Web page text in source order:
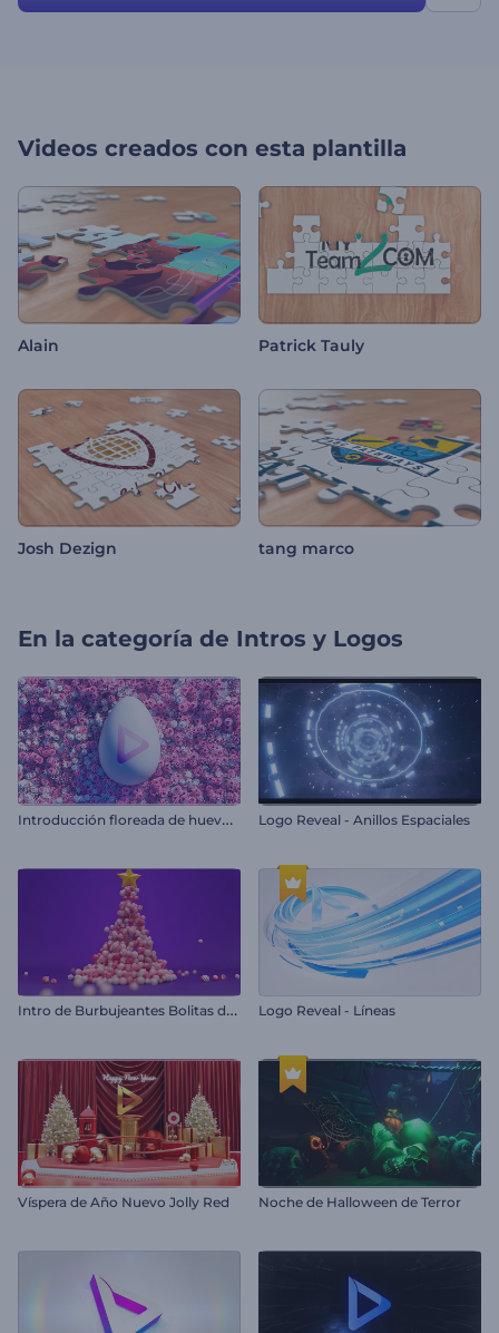
Videos creados con esta plantilla
Alain Patrick Tauly
Josh Dezign tang marco
En la categoría de Intros y Logos
I
ntroducción floreada de huevos de pascua Logo Reveal - Anillos Espaciales
I
ntro de Burbujeantes Bolitas de Navidad Logo Reveal - Líneas
Víspera de Año Nuevo Jolly Red Noche de Halloween de Terror